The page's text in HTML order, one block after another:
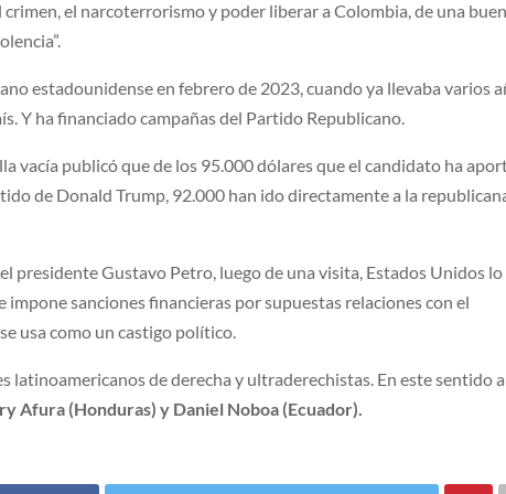
el narcoterrorismo y poder liberar a Colombia, de una
estadounidense en febrero de 2023, cuando ya llevaba varios
Y ha financiado campañas del Partido Republicano.
vacía publicó que de los 95.000 dólares que el candidato ha
de Donald Trump, 92.000 han ido directamente a la
presidente Gustavo Petro, luego de una visita, Estados Unidos lo
sanciones financieras por supuestas relaciones con el
usa como un castigo político.
latinoamericanos de derecha y ultraderechistas. En este sentido
Afura (Honduras) y Daniel Noboa (Ecuador).